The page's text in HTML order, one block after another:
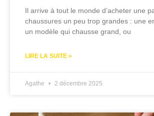
Il arrive à tout le monde d’acheter une
chaussures un peu trop grandes : une
un modèle qui chausse grand, ou
LIRE LA SUITE »
Agathe 2 décembre 2025